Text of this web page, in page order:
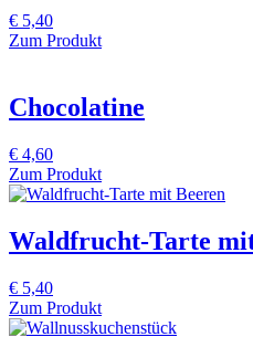
€ 5,40
Zum Produkt
Chocolatine
€ 4,60
Zum Produkt
Waldfrucht-Tarte
€ 5,40
Zum Produkt